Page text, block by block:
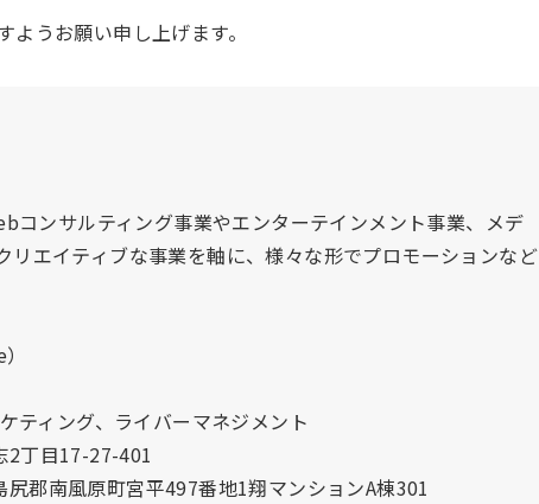
うお願い申し上げます。
コンサルティング事業やエンターテインメント事業、メデ
リエイティブな事業を軸に、様々な形でプロモーションなど
ティング、ライバーマネジメント
2丁目17-27-401
郡南風原町宮平497番地1翔マンションA棟301